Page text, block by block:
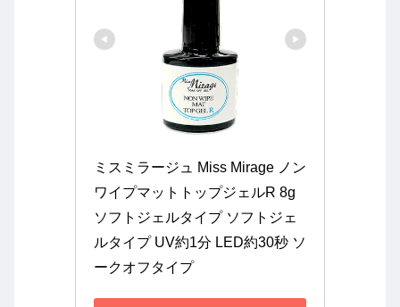
ミスミラージュ Miss Mirage ノン
ワイプマットトップジェルR 8g
ソフトジェルタイプ ソフトジェ
ルタイプ UV約1分 LED約30秒 ソ
ークオフタイプ